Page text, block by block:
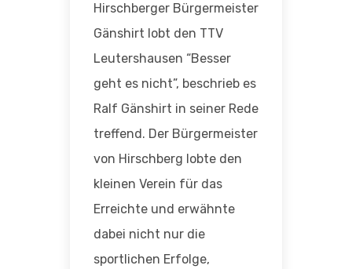
Hirschberger Bürgermeister
Gänshirt lobt den TTV
Leutershausen “Besser
geht es nicht”, beschrieb es
Ralf Gänshirt in seiner Rede
treffend. Der Bürgermeister
von Hirschberg lobte den
kleinen Verein für das
Erreichte und erwähnte
dabei nicht nur die
sportlichen Erfolge,